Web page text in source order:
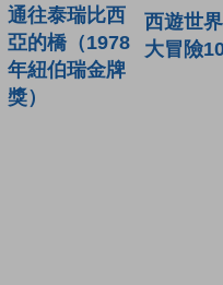
通往泰瑞比西
亞的橋（1978
年紐伯瑞金牌
獎）
西遊世
大冒險